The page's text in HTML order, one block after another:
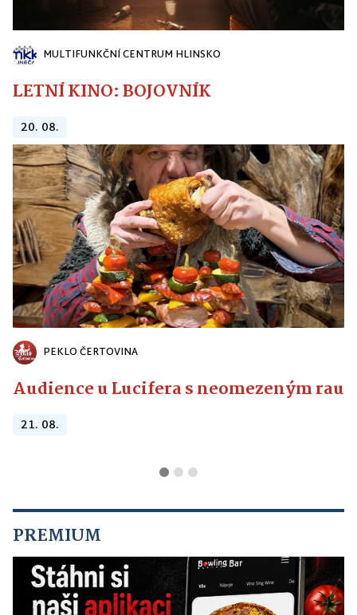
MULTIFUNKČNÍ CENTRUM HLINSKO
LETNÍ KINO: BOJOVNÍK
20. 08.
PEKLO ČERTOVINA
Audience u Lucifera s neomezeným
21. 08.
PREMIUM